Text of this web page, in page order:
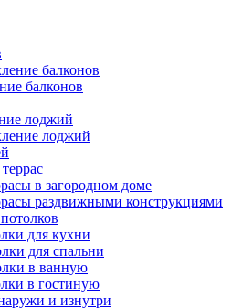
балконов
балконов
лоджий
лоджий
в загородном доме
раздвижными конструкциями
для кухни
для спальни
в ванную
в гостиную
и изнутри